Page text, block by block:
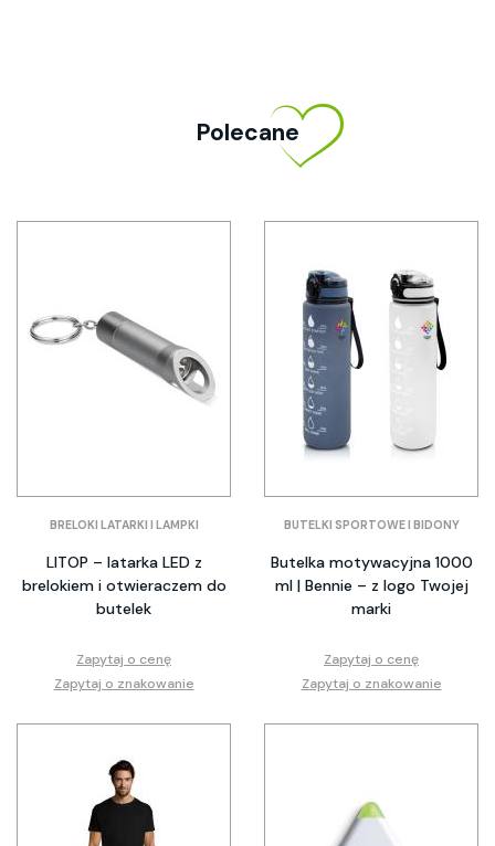
Polecane
BRELOKI LATARKI I LAMPKI
LITOP – latarka LED z
brelokiem i otwieraczem do
butelek
Zapytaj o cenę
Zapytaj o znakowanie
BUTELKI SPORTOWE I BIDONY
Butelka motywacyjna 1000
ml | Bennie – z logo Twojej
marki
Zapytaj o cenę
Zapytaj o znakowanie